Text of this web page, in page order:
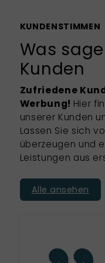
KUNDENSTIMMEN
Was
Kunden
Zufriedene
Werbung! Hier
unserer Kunden
Lassen Sie sich
überzeugen und
Leistungen aus
Alle ansehen